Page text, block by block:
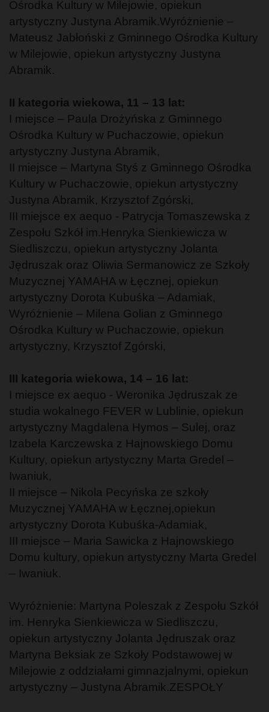
Ośrodka Kultury w Milejowie, opiekun
artystyczny Justyna Abramik.Wyróżnienie –
Mateusz Jabłoński z Gminnego Ośrodka Kultury
w Milejowie, opiekun artystyczny Justyna
Abramik.
II kategoria wiekowa, 11 – 13 lat:
I miejsce – Paula Drożyńska z Gminnego
Ośrodka Kultury w Puchaczowie, opiekun
artystyczny Justyna Abramik,
II miejsce – Martyna Styś z Gminnego Ośrodka
Kultury w Puchaczowie, opiekun artystyczny
Justyna Abramik, Krzysztof Zgórski,
III miejsce ex aequo - Patrycja Tomaszewska z
Zespołu Szkół im.Henryka Sienkiewicza w
Siedliszczu, opiekun artystyczny Jolanta
Jędruszak oraz Oliwia Sermanowicz ze Szkoły
Muzycznej YAMAHA w Łęcznej, opiekun
artystyczny Dorota Kubuśka – Adamiak,
Wyróżnienie – Milena Golian z Gminnego
Ośrodka Kultury w Puchaczowie, opiekun
artystyczny, Krzysztof Zgórski,
III kategoria wiekowa, 14 – 16 lat:
I miejsce ex aequo - Weronika Jędruszak ze
studia wokalnego FEVER w Lublinie, opiekun
artystyczny Magdalena Hymos – Sulej, oraz
Izabela Karczewska z Hajnowskiego Domu
Kultury, opiekun artystyczny Marta Gredel –
Iwaniuk,
II miejsce – Nikola Pecyńska ze szkoły
Muzycznej YAMAHA w Łęcznej,opiekun
artystyczny Dorota Kubuśka-Adamiak,
III miejsce – Maria Sawicka z Hajnowskiego
Domu kultury, opiekun artystyczny Marta Gredel
– Iwaniuk.
Wyróżnienie: Martyna Poleszak z Zespołu Szkół
im. Henryka Sienkiewicza w Siedliszczu,
opiekun artystyczny Jolanta Jędruszak oraz
Martyna Beksiak ze Szkoły Podstawowej w
Milejowie z oddziałami gimnazjalnymi, opiekun
artystyczny – Justyna Abramik.ZESPOŁY